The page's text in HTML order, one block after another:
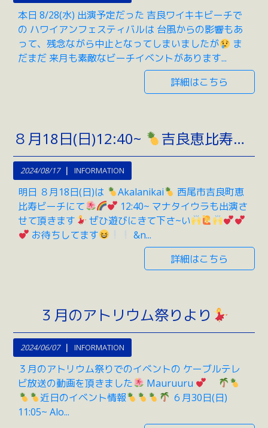
本日 8/28(水) 出演予定だった 吉良ワイキキビーチで
の ハワイアンフェスティバルは 台風からの影響もあ
って、残念ながら中止となってしまいましたが
ま
だまだ 来月も素敵なビーチイベントがあります...
詳細はこちら
８月18日(日)12:40~ 吉良恵比寿ビーチ
2024/08/17 INFORMATION
明日 ８月18日(日)は Akalanikai
西尾市吉良町恵
比寿ビーチにて
12:40~ マナタイウラも出演さ
せて頂きます
ぜひ遊びにきて下さ~い
お待ちしてます
&n...
詳細はこちら
３月のアトリウム祭りより
2024/06/07 INFORMATION
３月のアトリウム祭りでのイベントの ケーブルテレ
ビ放送の動画を頂きました
Mauruuru
近日のイベント情報
６月30日(日)
11:05~ Alo...